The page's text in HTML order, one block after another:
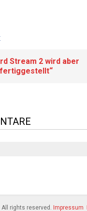
Stream 2 wird aber
rights reserved. Impressum